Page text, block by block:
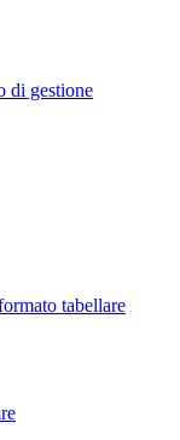
di gestione
tabellare